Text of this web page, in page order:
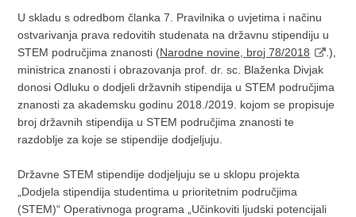
U skladu s odredbom članka 7. Pravilnika o uvjetima i načinu
ostvarivanja prava redovitih studenata na državnu stipendiju u
STEM područjima znanosti (Narodne novine, broj 78/2018
.),
ministrica znanosti i obrazovanja prof. dr. sc. Blaženka Divjak
donosi Odluku o dodjeli državnih stipendija u STEM područjima
znanosti za akademsku godinu 2018./2019. kojom se propisuje
broj državnih stipendija u STEM područjima znanosti te
razdoblje za koje se stipendije dodjeljuju.
Državne STEM stipendije dodjeljuju se u sklopu projekta
„Dodjela stipendija studentima u prioritetnim područjima
(STEM)“ Operativnoga programa „Učinkoviti ljudski potencijali